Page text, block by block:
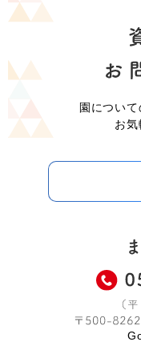
園について
お